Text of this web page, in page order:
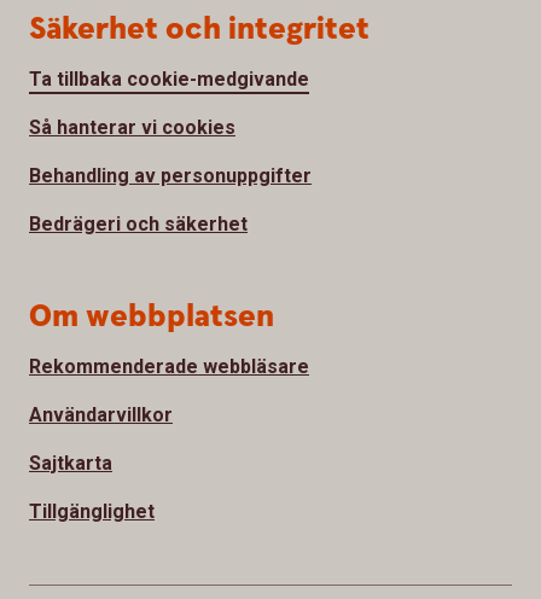
Säkerhet och integritet
Ta tillbaka cookie-medgivande
Så hanterar vi cookies
Behandling av personuppgifter
Bedrägeri och säkerhet
Om webbplatsen
Rekommenderade webbläsare
Användarvillkor
Sajtkarta
Tillgänglighet